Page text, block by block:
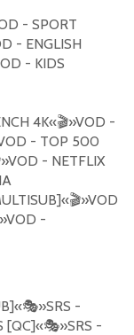
- SPORT
- ENGLISH
- KIDS
4K«🎬»VOD -
- TOP 500
»VOD - NETFLIX
🎬»VOD
-
🎭»SRS -
[QC]«🎭»SRS -